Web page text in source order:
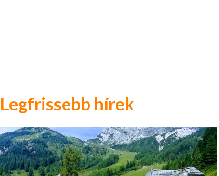
Legfrissebb hírek